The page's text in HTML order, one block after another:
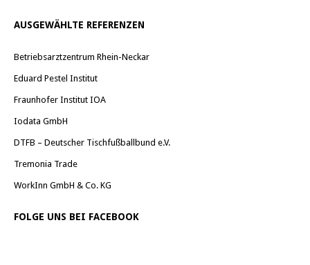
AUSGEWÄHLTE REFERENZEN
Betriebsarztzentrum Rhein-Neckar
Eduard Pestel Institut
Fraunhofer Institut IOA
Iodata GmbH
DTFB – Deutscher Tischfußballbund e.V.
Tremonia Trade
WorkInn GmbH & Co. KG
FOLGE UNS BEI FACEBOOK